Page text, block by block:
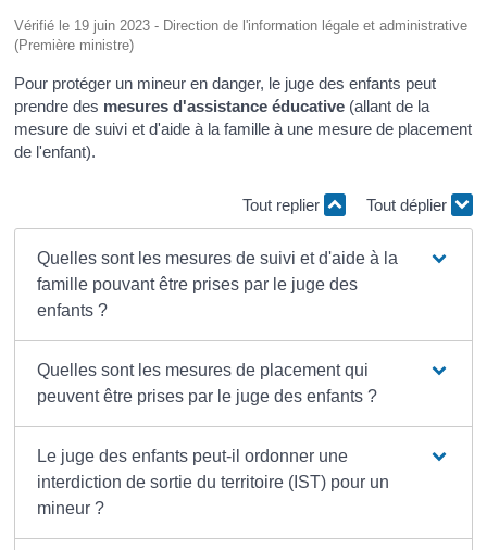
Vérifié le 19 juin 2023 - Direction de l'information légale et administrative
(Première ministre)
Pour protéger un mineur en danger, le juge des enfants peut
prendre des mesures d'assistance éducative (allant de la
mesure de suivi et d'aide à la famille à une mesure de placement
de l'enfant).
Tout replier Tout déplier
Quelles sont les mesures de suivi et d'aide à la
famille pouvant être prises par le juge des
enfants ?
Quelles sont les mesures de placement qui
peuvent être prises par le juge des enfants ?
Le juge des enfants peut-il ordonner une
interdiction de sortie du territoire (IST) pour un
mineur ?